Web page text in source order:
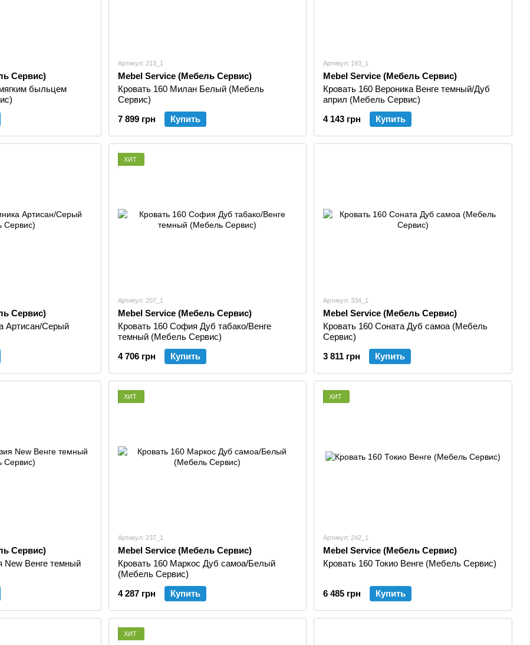
Сервис)
быльцем
Артикул: 213_1
Mebel Service (Мебель Сервис)
Кровать 160 Милан Белый (Мебель
Сервис)
7 899 грн
Купить
Артикул: 193_1
Mebel Service (Мебель Сервис)
Кровать 160 Вероника Венге темный/Дуб
април (Мебель Сервис)
4 143 грн
Купить
Сервис)
Артисан/Серый
ХИТ
Артикул: 207_1
Mebel Service (Мебель Сервис)
Кровать 160 София Дуб табако/Венге
темный (Мебель Сервис)
4 706 грн
Купить
Артикул: 334_1
Mebel Service (Мебель Сервис)
Кровать 160 Соната Дуб самоа (Мебель
Сервис)
3 811 грн
Купить
Сервис)
New Венге темный
ХИТ
Артикул: 237_1
Mebel Service (Мебель Сервис)
Кровать 160 Маркос Дуб самоа/Белый
(Мебель Сервис)
4 287 грн
Купить
ХИТ
Артикул: 242_1
Mebel Service (Мебель Сервис)
Кровать 160 Токио Венге (Мебель Сервис)
6 485 грн Купить
ХИТ